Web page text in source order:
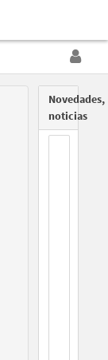
Novedades,
noticias